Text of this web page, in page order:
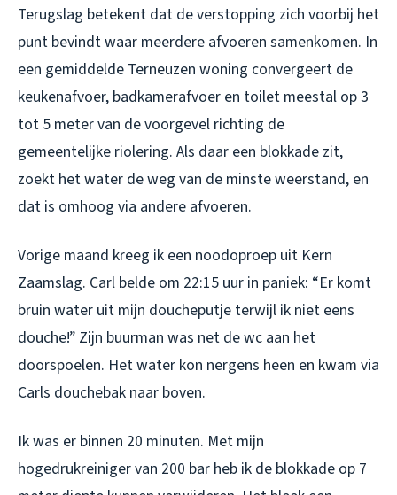
Terugslag betekent dat de verstopping zich voorbij het
punt bevindt waar meerdere afvoeren samenkomen. In
een gemiddelde Terneuzen woning convergeert de
keukenafvoer, badkamerafvoer en toilet meestal op 3
tot 5 meter van de voorgevel richting de
gemeentelijke riolering. Als daar een blokkade zit,
zoekt het water de weg van de minste weerstand, en
dat is omhoog via andere afvoeren.
Vorige maand kreeg ik een noodoproep uit Kern
Zaamslag. Carl belde om 22:15 uur in paniek: “Er komt
bruin water uit mijn doucheputje terwijl ik niet eens
douche!” Zijn buurman was net de wc aan het
doorspoelen. Het water kon nergens heen en kwam via
Carls douchebak naar boven.
Ik was er binnen 20 minuten. Met mijn
hogedrukreiniger van 200 bar heb ik de blokkade op 7